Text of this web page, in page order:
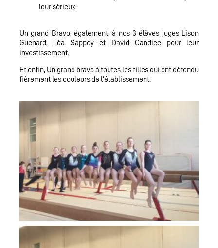
leur sérieux.
Un grand Bravo, également, à nos 3 élèves juges Lison
Guenard, Léa Sappey et David Candice pour leur
investissement.
Et enfin, Un grand bravo à toutes les filles qui ont défendu
fièrement les couleurs de l’établissement.